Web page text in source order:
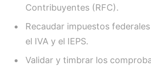
Contribuyentes (RFC).
Recaudar impuestos
el IVA y el IEPS.
Validar y timbrar los